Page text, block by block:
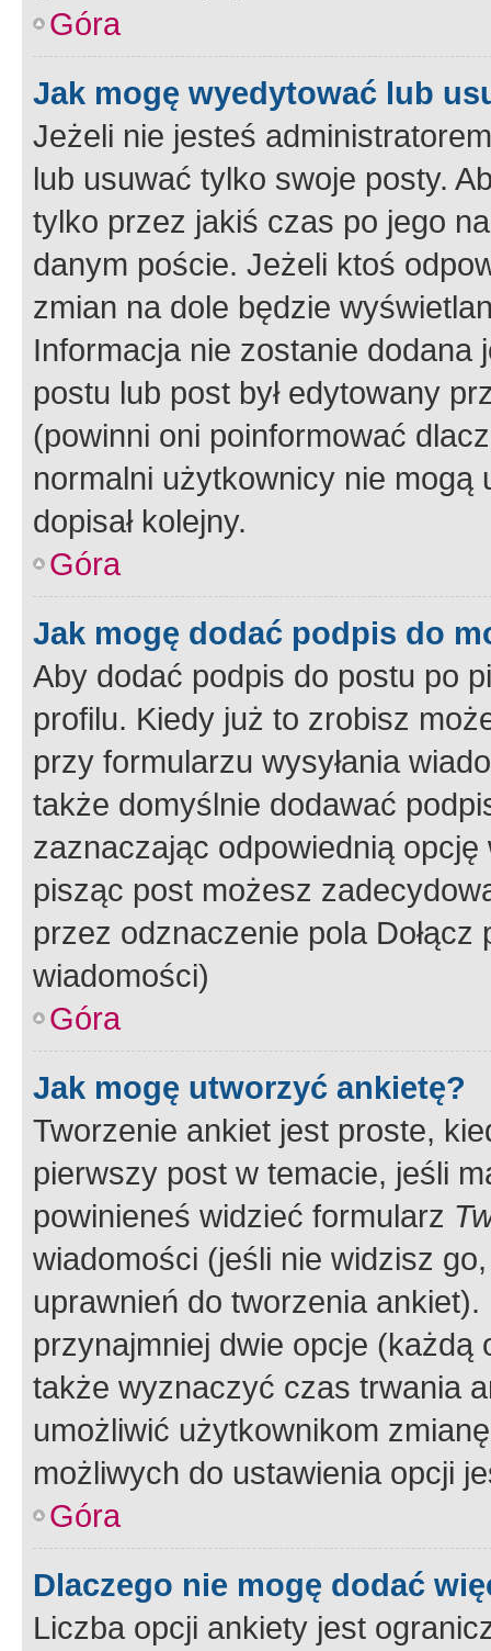
Góra
Jak mogę wyedytować lub
Jeżeli nie jesteś
lub usuwać tylko swoje posty.
tylko przez jakiś czas po jego
danym poście. Jeżeli ktoś
zmian na dole będzie
Informacja nie zostanie dodana
postu lub post był edytowany
(powinni oni poinformować
normalni użytkownicy nie
dopisał kolejny.
Góra
Jak mogę dodać podpis do
Aby dodać podpis do postu po
profilu. Kiedy już to zrobisz
przy formularzu wysyłania
także domyślnie dodawać
zaznaczając odpowiednią
pisząc post możesz
przez odznaczenie pola
wiadomości)
Góra
Jak mogę utworzyć ankietę?
Tworzenie ankiet jest proste,
pierwszy post w temacie, jeśli
powinieneś widzieć formularz
wiadomości (jeśli nie widzisz
uprawnień do tworzenia
przynajmniej dwie opcje
także wyznaczyć czas trwania
umożliwić użytkownikom
możliwych do ustawienia opcji
Góra
Dlaczego nie mogę dodać
Liczba opcji ankiety jest